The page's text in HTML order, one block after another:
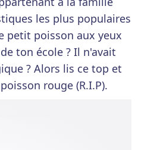
les plus populaires
petit poisson aux yeux
ton école ? Il n'avait
? Alors lis ce top et
rouge (R.I.P).